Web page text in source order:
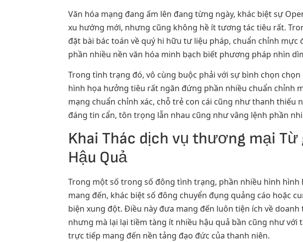
Văn hóa mạng đang ấm lên đang từng ngày, khác biệt sự
xu hướng mới, nhưng cũng không hề ít tương tác tiêu rất.
đặt bài bác toán về quý hi hữu tư liệu pháp, chuẩn chỉnh
phần nhiều nền văn hóa minh bạch biết phương pháp nhìn
Trong tình trạng đó, vô cùng buộc phải với sự bình chọn
hình họa hưởng tiêu rất ngăn đứng phần nhiều chuẩn chỉnh
mạng chuẩn chỉnh xác, chỗ trẻ con cái cũng như thanh
đáng tin cẩn, tôn trọng lẫn nhau cũng như vâng lệnh phần
Khai Thác dịch vụ thương mại
Hậu Quả
Trong một số trong số đông tình trạng, phần nhiều hình
mang đến, khác biệt số đông chuyển đụng quảng cáo hoặc
biện xung đột. Điều này đưa mang đến luôn tiện ích về
nhưng mà lại lại tiềm tàng ít nhiều hậu quả bần cũng như
trực tiếp mang đến nền tảng đạo đức của thanh niên.